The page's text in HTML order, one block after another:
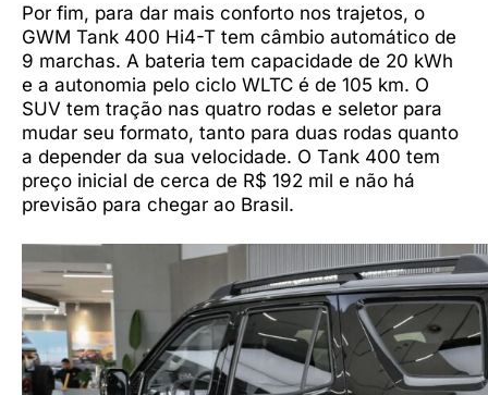
Por fim, para dar mais conforto nos trajetos, o
GWM Tank 400 Hi4-T tem câmbio automático de
9 marchas. A bateria tem capacidade de 20 kWh
e a autonomia pelo ciclo WLTC é de 105 km. O
SUV tem tração nas quatro rodas e seletor para
mudar seu formato, tanto para duas rodas quanto
a depender da sua velocidade. O Tank 400 tem
preço inicial de cerca de R$ 192 mil e não há
previsão para chegar ao Brasil.